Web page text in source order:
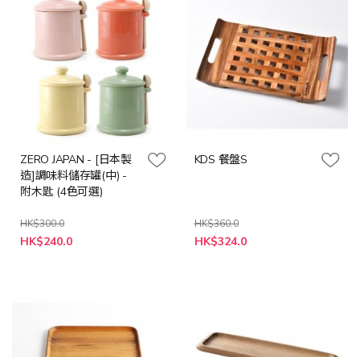
ZERO JAPAN - [日本製
造]調味料儲存罐(中) -
附木匙 (4色可選)
HK$300.0
HK$240.0
KDS 餐盤S
HK$360.0
特
殊
HK$324.0